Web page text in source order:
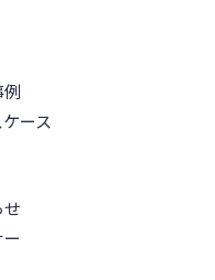
ース
せ